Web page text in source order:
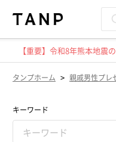
【重要】令和8年熊本地震
タンプホーム > 親戚男性プレ
キーワード